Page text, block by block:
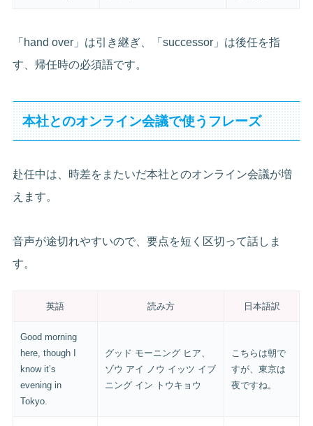
「hand over」は引き継ぎ、「successor」は後任を指
す、帰任時の必須語です。
本社とのオンライン会議で使うフレーズ
赴任中は、時差をまたいだ本社とのオンライン会議が増
えます。
音声が途切れやすいので、要点を短く区切って話しま
す。
英語 読み方 日本語訳
Good morning
here, though I
know it’s
evening in
Tokyo.
グッド モーニング ヒア、
ゾウ アイ ノウ イッツ イブ
ニング イン トウキョウ
こちらは朝で
すが、東京は
夜ですね。